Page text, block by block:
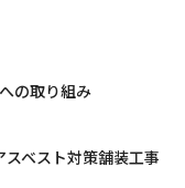
の取り組み
スベスト対策舗装工事